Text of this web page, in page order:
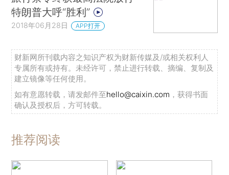
特朗普大呼“胜利”
2018年06月28日 APP打开
财新网所刊载内容之知识产权为财新传媒及/或相关权利人
专属所有或持有。未经许可，禁止进行转载、摘编、复制及
建立镜像等任何使用。
如有意愿转载，请发邮件至hello@caixin.com ，获得书面
确认及授权后，方可转载。
推荐阅读